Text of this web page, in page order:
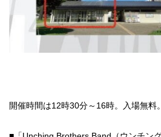
開催時間は12時30分～16時。入場無料。